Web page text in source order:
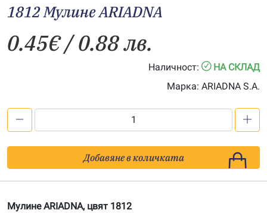
1812 Мулине АRIADNA
0.45€/ 0.88 лв.
Наличност:
НА СКЛАД
Марка: ARIADNA S.A.
Мулине
АRIADNA
Добавяне в количката
Мулине ARIADNA, цвят 1812